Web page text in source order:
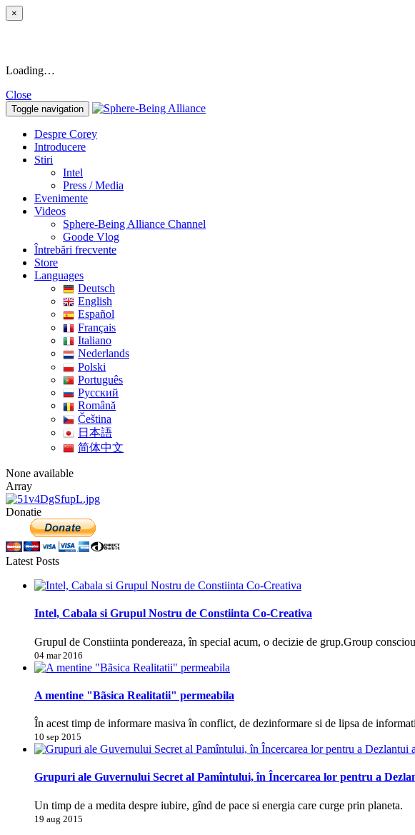
×
Loading…
Close
Toggle navigation
Despre Corey
Introducere
Stiri
Intel
Press / Media
Evenimente
Videos
Sphere-Being Alliance Channel
Goode Vlog
Întrebări frecvente
Store
Languages
Deutsch
English
Español
Français
Italiano
Nederlands
Polski
Português
Pусский
Română
Čeština
日本語
简体中文
None available
Array
Donatie
Latest Posts
Intel, Cabala si Grupul Nostru de Constiinta Co-Creativa
Grupul de Constiinta pondereaza, în special acum, o decizie de grup.Group
04 mar 2016
A mentine "Bãsica Realitatii" permeabila
În acest timp de informare masiva în conflict, de dezinformare si de lipsa de
10 sep 2015
Grupuri ale Guvernului Secret al Pamîntului, în Încercarea lor pentru a
Un timp de a medita despre iubire, gînd de pace si energia care curge prin planeta.
19 aug 2015